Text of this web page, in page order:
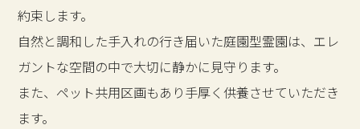
約束します。
自然と調和した手入れの行き届いた庭園型霊園は、エレ
ガントな空間の中で大切に静かに見守ります。
また、ペット共用区画もあり手厚く供養させていただき
ます。